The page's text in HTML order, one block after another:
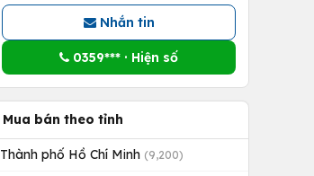
Nhắn tin
0359*** · Hiện số
Mua bán theo tỉnh
Thành phố Hồ Chí Minh (9,200)